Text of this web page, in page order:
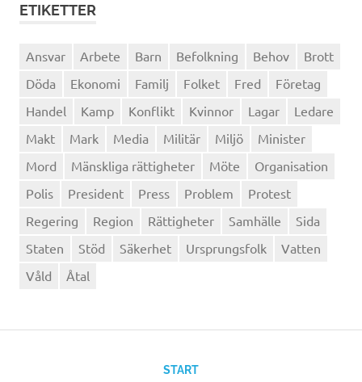
ETIKETTER
Ansvar Arbete Barn Befolkning Behov
Brott
Döda
Ekonomi Familj Folket Fred
Företag
Handel
Kamp Konflikt Kvinnor Lagar
Ledare
Makt
Mark Media Militär Miljö
Minister
Mord
Mänskliga rättigheter Möte
Organisation
Polis
President Press Problem
Protest
Regering
Region Rättigheter Samhälle
Sida
Staten
Stöd Säkerhet Ursprungsfolk
Vatten
Våld
Åtal
START